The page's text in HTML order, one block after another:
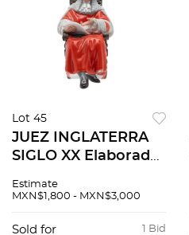
Lot 45
JUEZ INGLATERRA
SIGLO XX Elaborado
policromada Sellada
Acabado brillante 17
Estimate
MXN$1,800 - MXN$3,000
1 Bid
Sold for